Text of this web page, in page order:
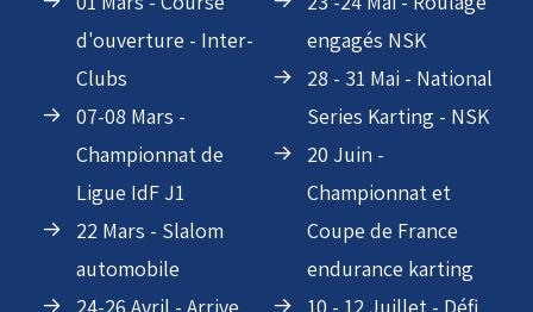
(Réservé aux licenciés d'Angerville)
Droit de piste annuel autre club : voir avec le RKO
sur le circuit
LES COURSES A ANGERVILLE EN 2026
01 Mars - Course
d'ouverture - Inter-
Clubs
07-08 Mars -
Championnat de
Ligue IdF J1
22 Mars - Slalom
23 -24 Mai - Roulage
engagés NSK
28 - 31 Mai - National
Series Karting - NSK
20 Juin -
Championnat et
Coupe de France